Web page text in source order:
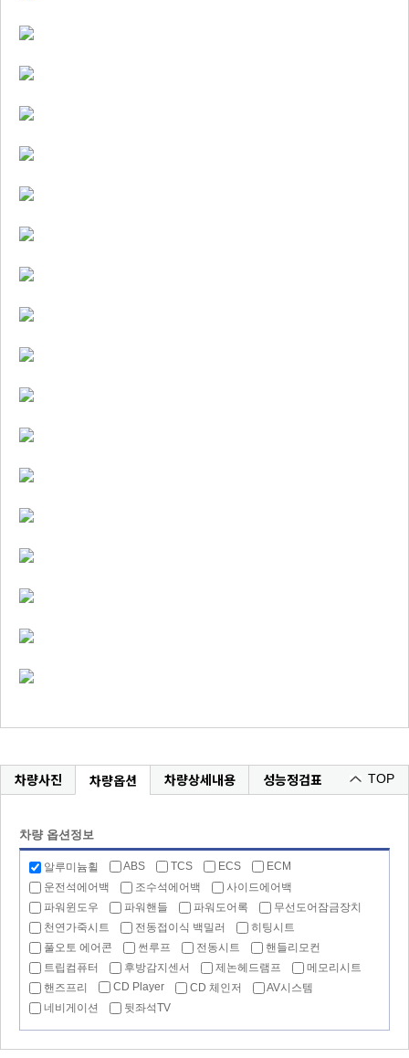
차량사진 차량옵션 차량상세내용 성능정검표 TOP
차량 옵션정보
알루미늄휠 ABS TCS ECS
ECM
운전석에어백
조수석에어백
사이드에어백
파워윈도우
파워핸들 파워도어록
무선도어잠금장치
천연가죽시트
전동접이식 백밀러
히팅시트
풀오토 에어콘
썬루프 전동시트
핸들리모컨
트립컴퓨터
후방감지센서 제논헤드램프
메모리시트
핸즈프리
CD Player CD 체인저
AV시스템
네비게이션
뒷좌석TV